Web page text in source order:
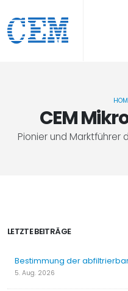
CEM
Pionier und Marktführer
LETZTE BEITRÄGE
Bestimmung der
5. Aug. 2026